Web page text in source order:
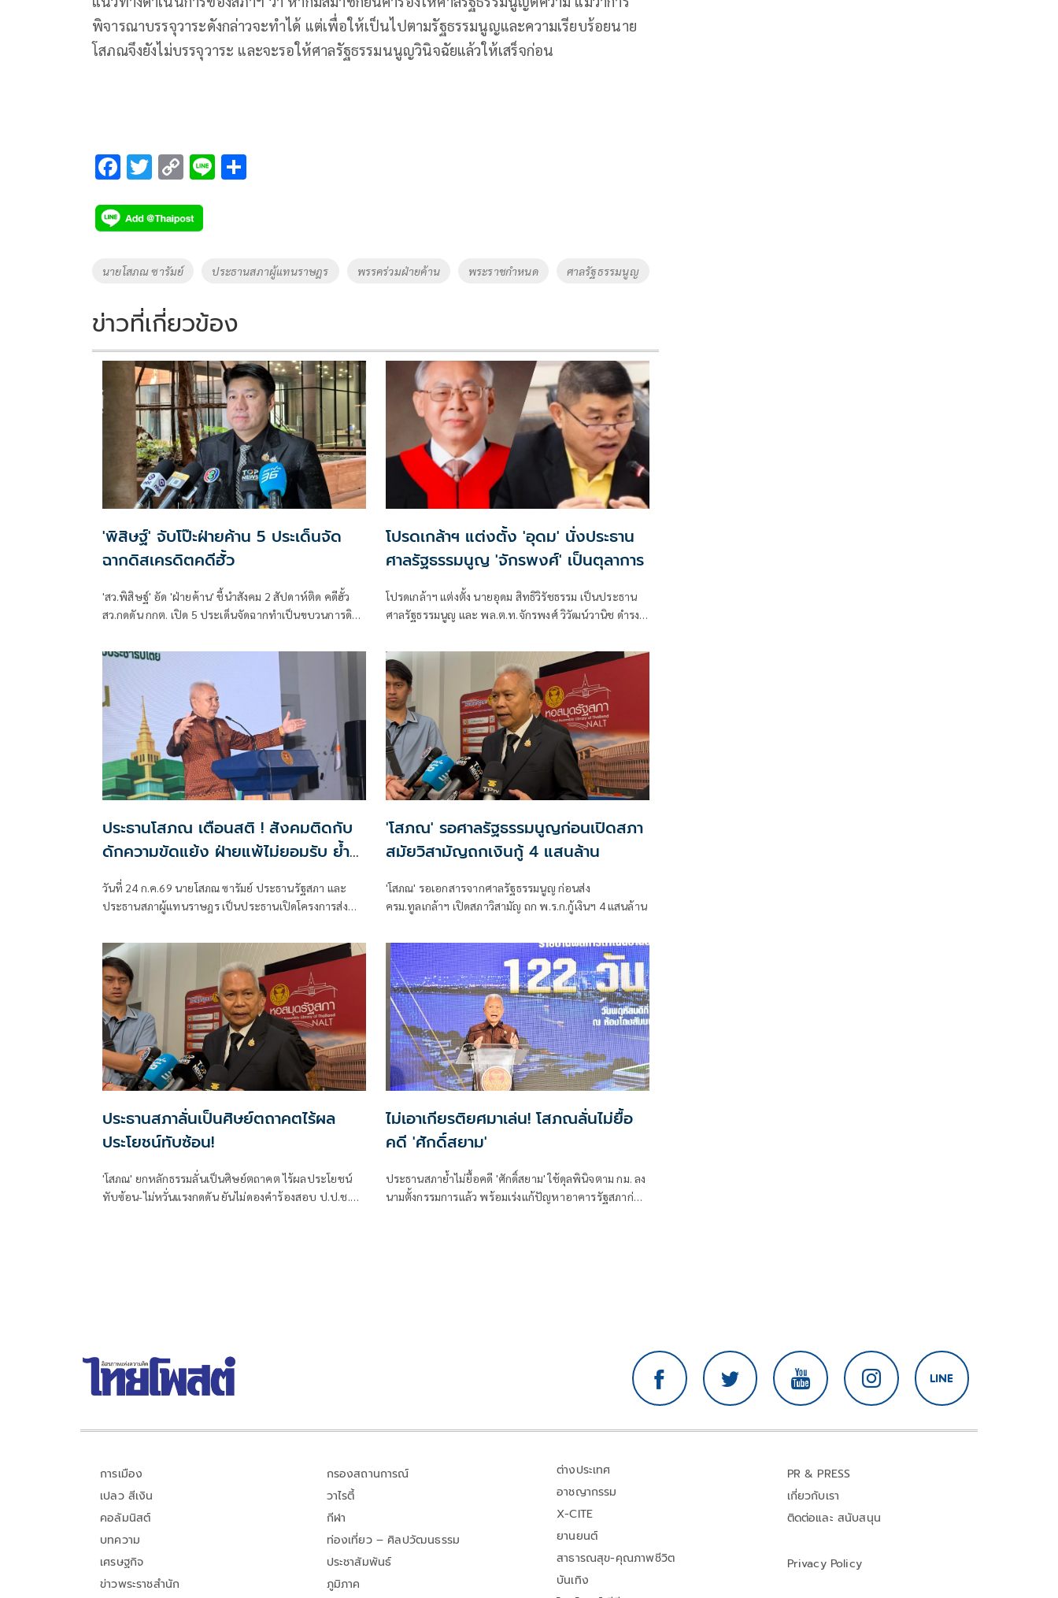
พิจารณาบรรจุวาระดังกล่าวจะทำได้ แต่เพื่อให้เป็นไปตามรัฐธรรมนูญและความเรียบร้อยนาย
โสภณจึงยังไม่บรรจุวาระ และจะรอให้ศาลรัฐธรรมนนูญวินิจฉัยแล้วให้เสร็จก่อน
F
e
b
o
k
T
tt
er
C
p
y
Li
k
Li
Tags
นายโสภณ ซารัมย์ ประธานสภาผู้แทนราษฎร พรรคร่วมฝ่ายค้าน พระราชกำหนด ศาลรัฐธรรมนูญ
ข่าวที่เกี่ยวข้อง
'พิสิษฐ์' จับโป๊ะฝ่ายค้าน 5 ประเด็นจัด
ฉากดิสเครดิตคดีฮั้ว
'สว.พิสิษฐ์' อัด 'ฝ่ายค้าน' ชี้นำสังคม 2 สัปดาห์ติด คดีฮั้ว
สว.กดดัน กกต. เปิด 5 ประเด็นจัดฉากทำเป็นขบวนการดิส
โปรดเกล้าฯ แต่งตั้ง 'อุดม' นั่งประธาน
ศาลรัฐธรรมนูญ 'จักรพงศ์' เป็นตุลาการ
โปรดเกล้าฯ แต่งตั้ง นายอุดม สิทธิวิรัชธรรม เป็นประธาน
ศาลรัฐธรรมนูญ และ พล.ต.ท.จักรพงศ์ วิวัฒน์วานิช ดำรง
กรกฎาคม 2569 เป็นต้นไป
ประธานโสภณ เตือนสติ ! สังคมติดกับ
ดักความขัดแย้ง ฝ่ายแพ้ไม่ยอมรับ ย้ำ
อยากเห็นประชาธิปไตยกินได้ ใช้เหตุผลสู้
ในสภา พร้อมฝากอนาคตประเทศไว้กับ
คนรุ่นใหม่
วันที่ 24 ก.ค.69 นายโสภณ ซารัมย์ ประธานรัฐสภา และ
ประธานสภาผู้แทนราษฎร เป็นประธานเปิดโครงการส่ง
ระบอบประชาธิปไตย เพื่อพัฒนาประชาธิปไตยให้ยั่งยืน
กิจกรรมรวมรุ่นเยาวชนเพื่อการสร้างความเป็นพลเมือง
'โสภณ' รอศาลรัฐธรรมนูญก่อนเปิดสภา
สมัยวิสามัญถกเงินกู้ 4 แสนล้าน
'โสภณ' รอเอกสารจากศาลรัฐธรรมนูญ ก่อนส่ง
ครม.ทูลเกล้าฯ เปิดสภาวิสามัญ ถก พ.ร.ก.กู้เงินฯ 4 แสนล้าน
ประธานสภาลั่นเป็นศิษย์ตถาคตไร้ผล
ประโยชน์ทับซ้อน!
'โสภณ' ยกหลักธรรมลั่นเป็นศิษย์ตถาคต ไร้ผลประโยชน์
ทับซ้อน-ไม่หวั่นแรงกดดัน ยันไม่ดองคำร้องสอบ ป.ป.ช.คดี
ไม่เอาเกียรติยศมาเล่น! โสภณลั่นไม่ยื้อ
คดี 'ศักดิ์สยาม'
ประธานสภาย้ำไม่ยื้อคดี 'ศักดิ์สยาม' ใช้ดุลพินิจตาม กม. ลง
นามตั้งกรรมการแล้ว พร้อมเร่งแก้ปัญหาอาคารรัฐสภาก่อน
การเมือง
เปลว สีเงิน
คอลัมนิสต์
บทความ
เศรษฐกิจ
ข่าวพระราชสำนัก
กรองสถานการณ์
วาไรตี้
กีฬา
ท่องเที่ยว – ศิลปวัฒนธรรม
ประชาสัมพันธ์
ภูมิภาค
ต่างประเทศ
อาชญากรรม
X-CITE
ยานยนต์
สาธารณสุข-คุณภาพชีวิต
บันเทิง
PR & PRESS
เกี่ยวกับเรา
ติดต่อและ สนับสนุน
Privacy Policy